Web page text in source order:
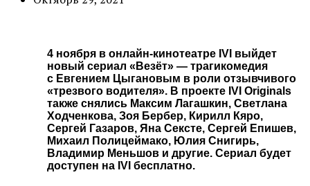
4 ноября в онлайн-кинотеатре IVI выйдет
новый сериал «Везёт» — трагикомедия
с Евгением Цыгановым в роли отзывчивого
«трезвого водителя». В проекте IVI Originals
также снялись Максим Лагашкин, Светлана
Ходченкова, Зоя Бербер, Кирилл Кяро,
Сергей Газаров, Яна Сексте, Сергей Епишев,
Михаил Полицеймако, Юлия Снигирь,
Владимир Меньшов и другие. Сериал будет
доступен на IVI бесплатно.